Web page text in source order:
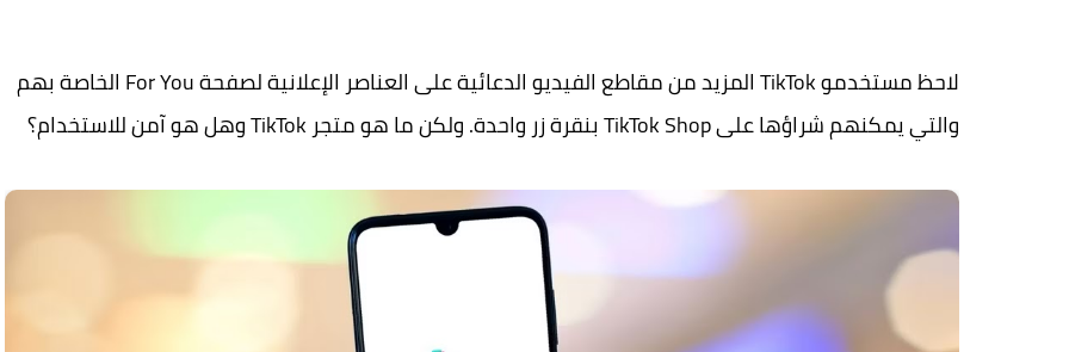
لاحظ مستخدمو TikTok المزيد من مقاطع الفيديو الدعائية على العناصر الإعلانية لصفحة For You الخاصة بهم
والتي يمكنهم شراؤها على TikTok Shop بنقرة زر واحدة. ولكن ما هو متجر TikTok وهل هو آمن للاستخدام؟